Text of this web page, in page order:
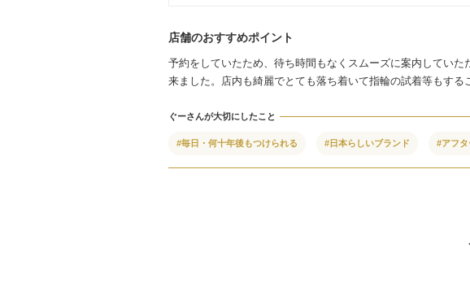
店舗のおすすめポイント
予約をしていたため、待ち時間もなくスムーズに案内してい
来ました。店内も綺麗でとても落ち着いて指輪の試着等もする
ぐーさんが大切にしたこと
#毎日・何十年後もつけられる #日本らしいブランド #アフ